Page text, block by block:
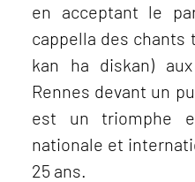
en acceptant le
cappella des chants
kan ha diskan)
Rennes devant un
est un triomphe
nationale et
25 ans.